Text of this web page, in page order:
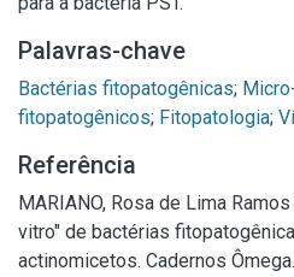
Palavras-chave
Bactérias fitopatogênicas;
fitopatogênicos; Fitopatologia;
Referência
MARIANO, Rosa de Lima
vitro" de bactérias
actinomicetos. Cadernos